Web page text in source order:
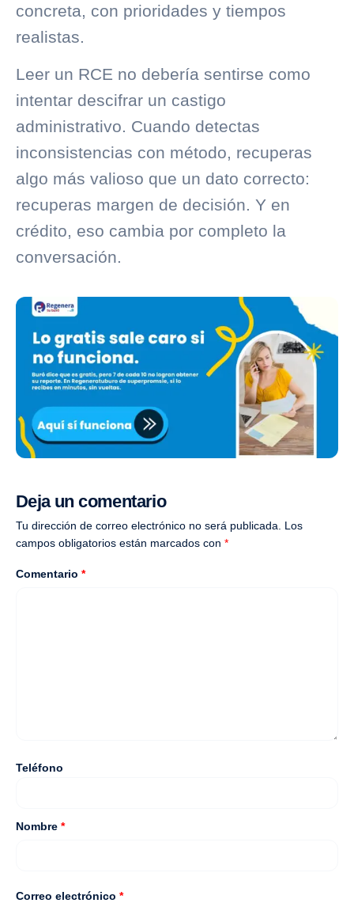
concreta, con prioridades y tiempos
realistas.
Leer un RCE no debería sentirse como
intentar descifrar un castigo
administrativo. Cuando detectas
inconsistencias con método, recuperas
algo más valioso que un dato correcto:
recuperas margen de decisión. Y en
crédito, eso cambia por completo la
conversación.
Deja un comentario
Tu dirección de correo electrónico no será publicada. Los
campos obligatorios están marcados con *
Comentario *
Teléfono
Nombre *
Correo electrónico *